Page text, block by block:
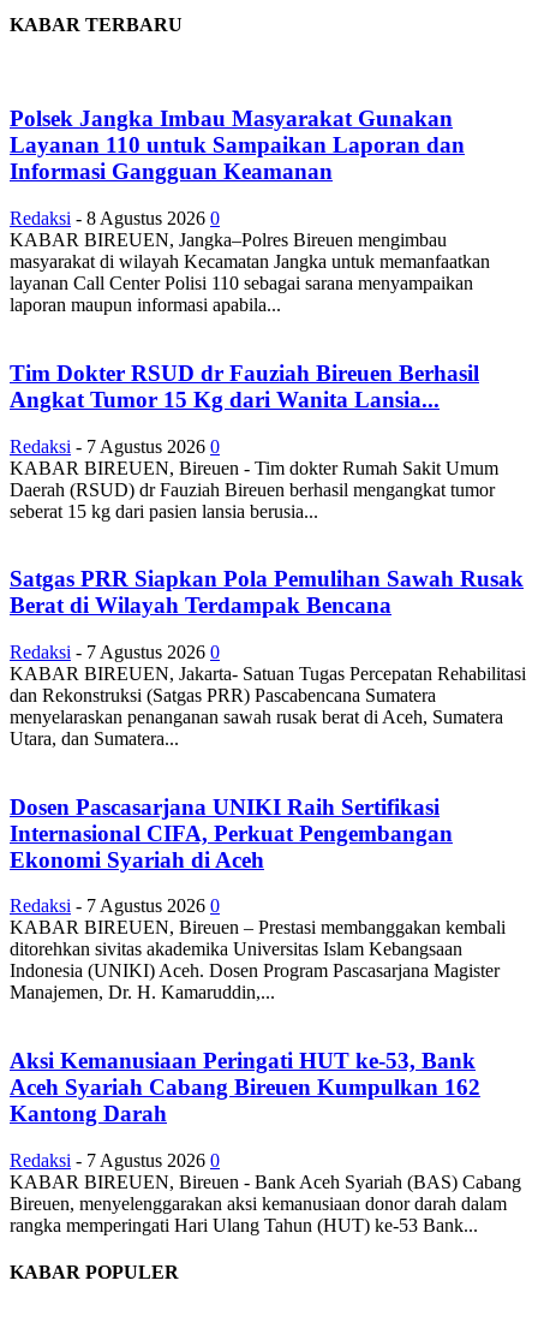
KABAR TERBARU
Polsek Jangka Imbau Masyarakat Gunakan
Layanan 110 untuk Sampaikan Laporan dan
Informasi Gangguan Keamanan
Redaksi - 8 Agustus 2026 0
KABAR BIREUEN, Jangka–Polres Bireuen mengimbau
masyarakat di wilayah Kecamatan Jangka untuk memanfaatkan
layanan Call Center Polisi 110 sebagai sarana menyampaikan
laporan maupun informasi apabila...
Tim Dokter RSUD dr Fauziah Bireuen Berhasil
Angkat Tumor 15 Kg dari Wanita Lansia...
Redaksi - 7 Agustus 2026 0
KABAR BIREUEN, Bireuen - Tim dokter Rumah Sakit Umum
Daerah (RSUD) dr Fauziah Bireuen berhasil mengangkat tumor
seberat 15 kg dari pasien lansia berusia...
Satgas PRR Siapkan Pola Pemulihan Sawah Rusak
Berat di Wilayah Terdampak Bencana
Redaksi - 7 Agustus 2026 0
KABAR BIREUEN, Jakarta- Satuan Tugas Percepatan Rehabilitasi
dan Rekonstruksi (Satgas PRR) Pascabencana Sumatera
menyelaraskan penanganan sawah rusak berat di Aceh, Sumatera
Utara, dan Sumatera...
Dosen Pascasarjana UNIKI Raih Sertifikasi
Internasional CIFA, Perkuat Pengembangan
Ekonomi Syariah di Aceh
Redaksi - 7 Agustus 2026 0
KABAR BIREUEN, Bireuen – Prestasi membanggakan kembali
ditorehkan sivitas akademika Universitas Islam Kebangsaan
Indonesia (UNIKI) Aceh. Dosen Program Pascasarjana Magister
Manajemen, Dr. H. Kamaruddin,...
Aksi Kemanusiaan Peringati HUT ke-53, Bank
Aceh Syariah Cabang Bireuen Kumpulkan 162
Kantong Darah
Redaksi - 7 Agustus 2026 0
KABAR BIREUEN, Bireuen - Bank Aceh Syariah (BAS) Cabang
Bireuen, menyelenggarakan aksi kemanusiaan donor darah dalam
rangka memperingati Hari Ulang Tahun (HUT) ke-53 Bank...
KABAR POPULER